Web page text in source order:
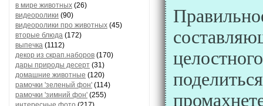
в мире животных (26)
видеоролики (90)
видеоролики про животных (45)
вторые блюда (172)
выпечка (1112)
декор из скрап.наборов (170)
дары природы десерт (31)
домашние животные (120)
рамочки 'зеленый фон' (114)
рамочки 'зимний фон' (255)